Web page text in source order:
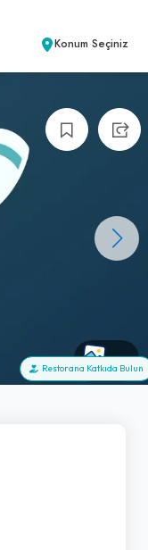
Konum Seçiniz
+0
Restorana Katkıda Bulun